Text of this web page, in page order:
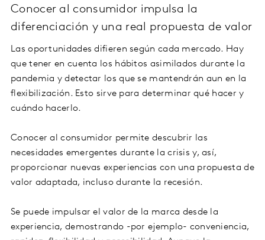
Conocer al consumidor impulsa la
diferenciación y una real propuesta de valor
Las oportunidades difieren según cada mercado. Hay
que tener en cuenta los hábitos asimilados durante la
pandemia y detectar los que se mantendrán aun en la
flexibilización. Esto sirve para determinar qué hacer y
cuándo hacerlo.
Conocer al consumidor permite descubrir las
necesidades emergentes durante la crisis y, así,
proporcionar nuevas experiencias con una propuesta de
valor adaptada, incluso durante la recesión.
Se puede impulsar el valor de la marca desde la
experiencia, demostrando -por ejemplo- conveniencia,